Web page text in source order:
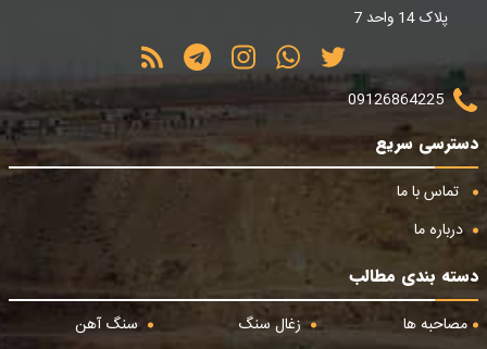
پلاک 14 واحد 7
09126864225
دسترسی سریع
تماس با ما
درباره ما
دسته بندی مطالب
مصاحبه ها
زغال سنگ
سنگ آهن